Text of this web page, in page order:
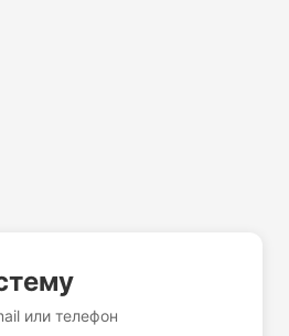
или телефон